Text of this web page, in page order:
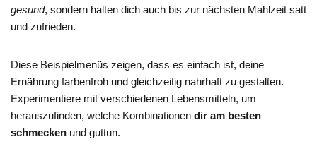
gesund, sondern halten dich auch bis zur nächsten Mahlzeit satt
und zufrieden.
Diese Beispielmenüs zeigen, dass es einfach ist, deine
Ernährung farbenfroh und gleichzeitig nahrhaft zu gestalten.
Experimentiere mit verschiedenen Lebensmitteln, um
herauszufinden, welche Kombinationen dir am besten
schmecken und guttun.